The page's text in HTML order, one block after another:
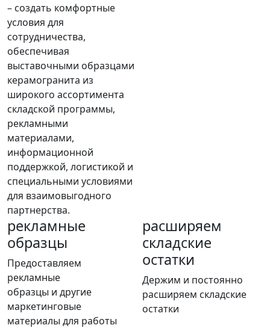
– создать комфортные
условия для
сотрудничества,
обеспечивая
выставочными образцами
керамогранита из
широкого ассортимента
складской программы,
рекламными
материалами,
информационной
поддержкой, логистикой и
специальными условиями
для взаимовыгодного
партнерства.
рекламные
образцы
Предоставляем
рекламные
образцы и другие
маркетинговые
материалы для работы
расширяем
складские
остатки
Держим и постоянно
расширяем складские
остатки